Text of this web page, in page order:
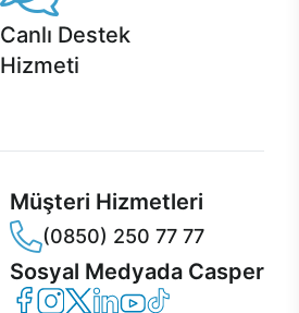
Canlı Destek
Hizmeti
Müşteri Hizmetleri
(0850) 250 77 77
Sosyal Medyada Casper
Casper Facebook
Casper Instagram
Casper Twitter
Casper LinkedIn
Casper YouTube
Casper TikTok